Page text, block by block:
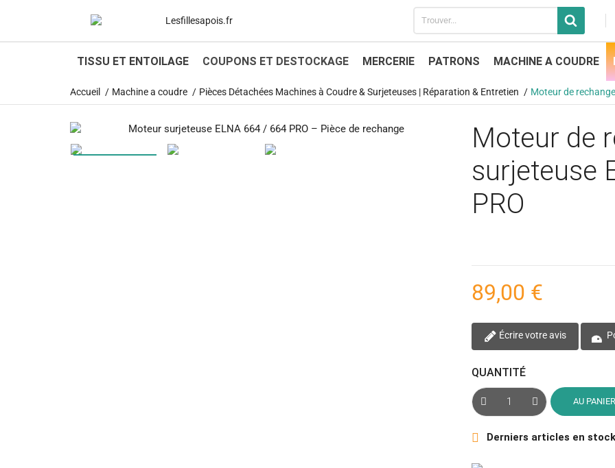
TISSU ET ENTOILAGE COUPONS ET DESTOCKAGE MERCERIE PATRONS MACHINE A COUDRE
Accueil Machine a coudre Pièces Détachées Machines à Coudre & Surjeteuses | Réparation & Entretien Moteur de
Moteur de
surjeteuse
PRO
89,00 €
Écrire votre avis
QUANTITÉ
AU PANIER
 Derniers articles en stock